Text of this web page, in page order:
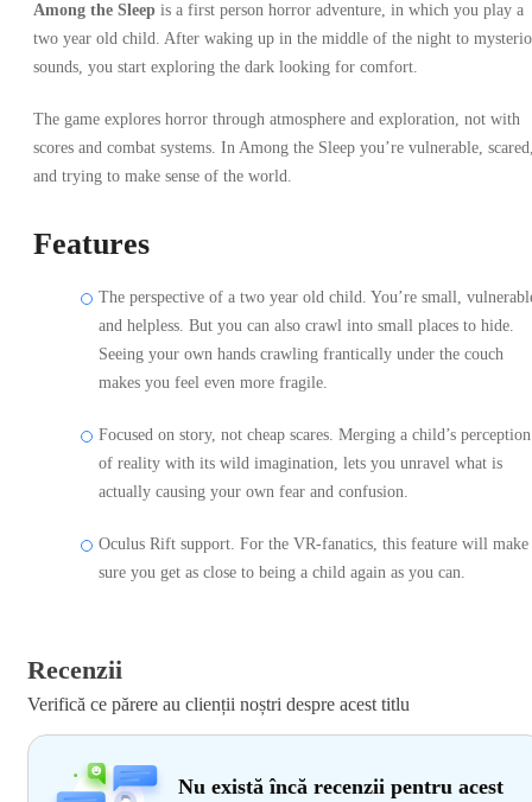
Among the Sleep is a first person horror adventure, in which you play a
two year old child. After waking up in the middle of the night to
sounds, you start exploring the dark looking for comfort.
The game explores horror through atmosphere and exploration, not with
scores and combat systems. In Among the Sleep you’re vulnerable,
and trying to make sense of the world.
Features
The perspective of a two year old child. You’re small,
and helpless. But you can also crawl into small places to hide.
Seeing your own hands crawling frantically under the couch
makes you feel even more fragile.
Focused on story, not cheap scares. Merging a child’s perception
of reality with its wild imagination, lets you unravel what is
actually causing your own fear and confusion.
Oculus Rift support. For the VR-fanatics, this feature will make
sure you get as close to being a child again as you can.
Recenzii
Verifică ce părere au clienții noștri despre acest titlu
Nu există încă recenzii pentru acest